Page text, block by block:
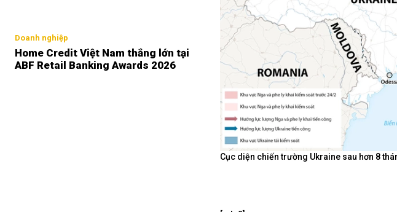
Doanh nghiệp
Home Credit Việt Nam thắng lớn tại
ABF Retail Banking Awards 2026
Cục diện chiến trường Ukraine sau hơn 8